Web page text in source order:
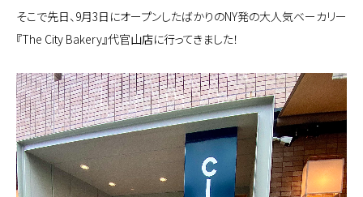
そこで先日、9月3日にオープンしたばかりのNY発の大人気ベーカリー
『The City Bakery』代官山店に行ってきました！